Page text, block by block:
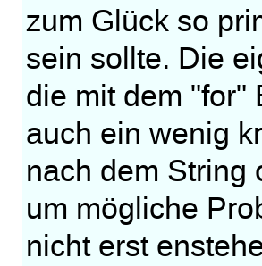
zum Glück so
sein sollte. Die
die mit dem "for"
auch ein wenig
nach dem String
um mögliche
nicht erst